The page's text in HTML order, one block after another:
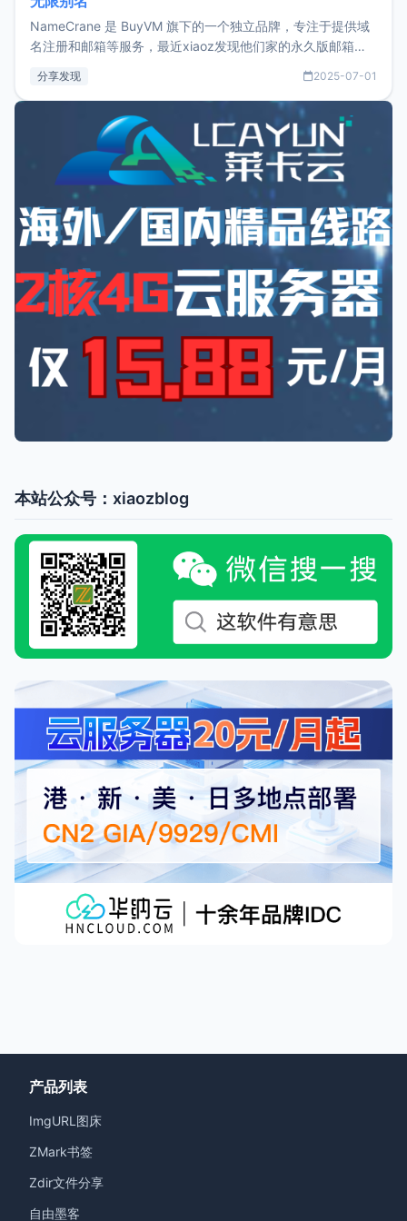
NameCrane 是 BuyVM 旗下的一个独立品牌，专注于提供域
名注册和邮箱等服务，最近xiaoz发现他们家的永久版邮箱服
又实惠的域名邮箱，不妨尝试一下 NameCrane。注册
NameCraneNameCrane不支持直接注册，必须要购买
分享发现 2025-07-01
本站公众号：xiaozblog
产品列表
ImgURL图床
ZMark书签
Zdir文件分享
自由墨客